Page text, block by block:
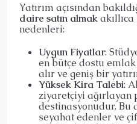
Yatırım açısından
daire satın almak
nedenleri:
Uygun Fiyatlar:
en bütçe dostu
alır ve geniş bir
Yüksek Kira Talebi:
ziyaretçiyi
destinasyonudur. Bu
seyahat edenler ve